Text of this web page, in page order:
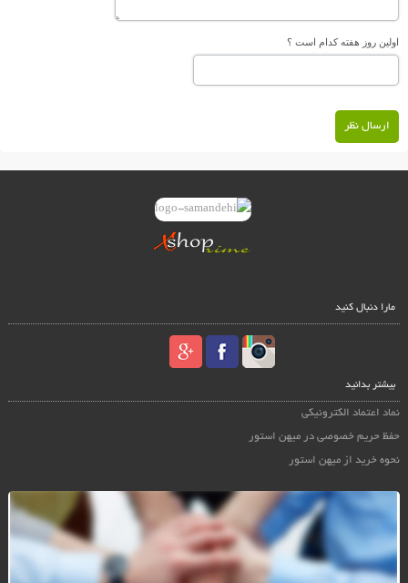
اولین روز هفته کدام است ؟
ارسال نظر
مارا دنبال کنید
بیشتر بدانید
نماد اعتماد الکترونیکی
حفظ حریم خصوصی در میهن استور
نحوه خرید از میهن استور